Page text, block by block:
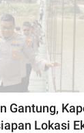
Gantung,
Lokasi